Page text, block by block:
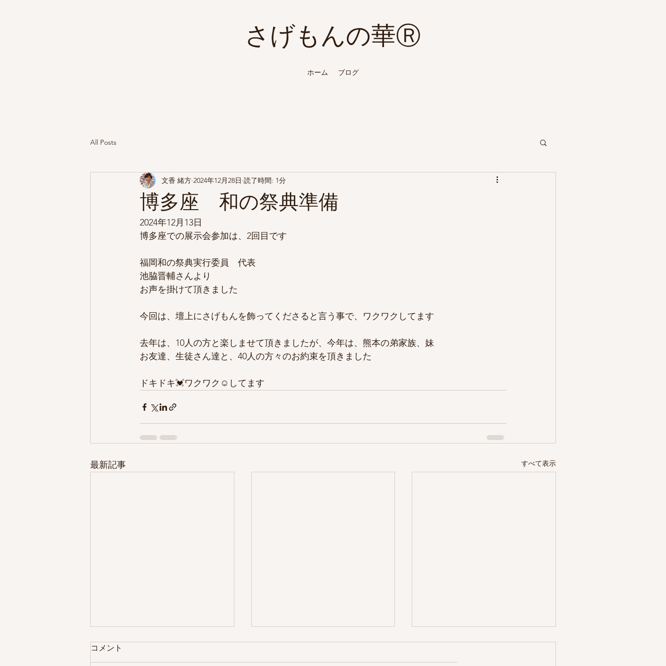
さげもんの華Ⓡ
ホーム ブログ
All Posts
博多座 和の祭典準備
文香 緒方 2024年12月28日 読了時間: 1分
2024年12月13日
博多座での展示会参加は、2回目です
福岡和の祭典実行委員　代表
池脇晋輔さんより
お声を掛けて頂きました
今回は、壇上にさげもんを飾ってくださると言う事で、ワクワクしてます
去年は、10人の方と楽しませて頂きましたが、今年は、熊本の弟家族、妹
お友達、生徒さん達と、40人の方々のお約束を頂きました
ドキドキ💓ワクワク☺️してます
最新記事 すべて表示
コメント